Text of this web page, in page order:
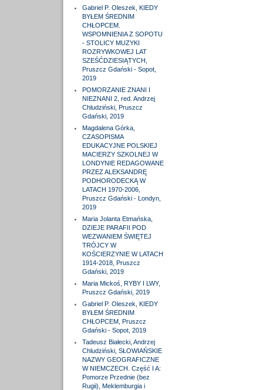
Gabriel P. Oleszek, KIEDY
BYŁEM ŚREDNIM
CHŁOPCEM.
WSPOMNIENIA Z SOPOTU
- STOLICY MUZYKI
ROZRYWKOWEJ LAT
SZEŚĆDZIESIĄTYCH,
Pruszcz Gdański - Sopot,
2019
POMORZANIE ZNANI I
NIEZNANI 2, red. Andrzej
Chludziński, Pruszcz
Gdański, 2019
Magdalena Górka,
CZASOPISMA
EDUKACYJNE POLSKIEJ
MACIERZY SZKOLNEJ W
LONDYNIE REDAGOWANE
PRZEZ ALEKSANDRĘ
PODHORODECKĄ W
LATACH 1970-2006,
Pruszcz Gdański - Londyn,
2019
Maria Jolanta Etmańska,
DZIEJE PARAFII POD
WEZWANIEM ŚWIĘTEJ
TRÓJCY W
KOŚCIERZYNIE W LATACH
1914-2018, Pruszcz
Gdański, 2019
Maria Mickoś, RYBY I LWY,
Pruszcz Gdański, 2019
Gabriel P. Oleszek, KIEDY
BYŁEM ŚREDNIM
CHŁOPCEM, Pruszcz
Gdański - Sopot, 2019
Tadeusz Białecki, Andrzej
Chludziński, SŁOWIAŃSKIE
NAZWY GEOGRAFICZNE
W NIEMCZECH. Część I A:
Pomorze Przednie (bez
Rugii), Meklemburgia i